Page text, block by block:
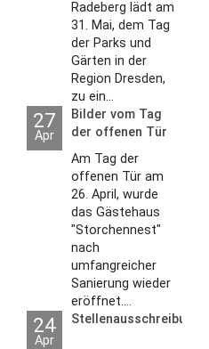
Radeberg lädt am
31. Mai, dem Tag
der Parks und
Gärten in der
Region Dresden,
zu ein...
27
Apr
Bilder vom Tag
der offenen Tür
2026
Am Tag der
offenen Tür am
26. April, wurde
das Gästehaus
"Storchennest"
nach
umfangreicher
Sanierung wieder
eröffnet....
24
Apr
Stellenausschreibungen